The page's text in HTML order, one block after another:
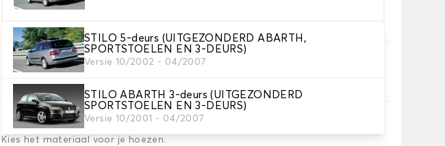
STILO 5-deurs (UITGEZONDERD ABARTH,
SPORTSTOELEN EN 3-DEURS)
Versie 10/2002 - 04/2007
STILO ABARTH 3-deurs (UITGEZONDERD
SPORTSTOELEN EN 3-DEURS)
Versie 10/2001 - 04/2007
2. Set hoezen
3. Materiaal
Kies het materiaal voor je hoezen.